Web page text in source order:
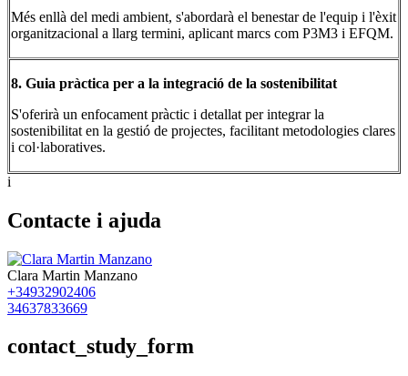
Més enllà del medi ambient, s'abordarà el benestar de l'equip i l'èxit
organitzacional a llarg termini, aplicant marcs com P3M3 i EFQM.
8. Guia pràctica per a la integració de la sostenibilitat
S'oferirà un enfocament pràctic i detallat per integrar la
sostenibilitat en la gestió de projectes, facilitant metodologies clares
i col·laboratives.
i
Contacte i ajuda
Clara Martin Manzano
+34932902406
34637833669
contact_study_form